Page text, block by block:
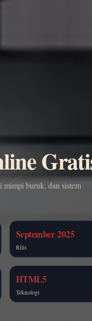
mimpi buruk, dan sistem
September 2025
Rilis
HTML5
Teknologi